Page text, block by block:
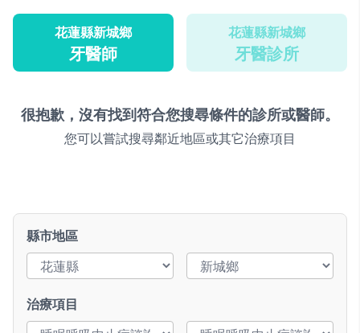
花蓮縣新城鄉
牙醫師
花蓮縣新城鄉
牙醫診所
很抱歉，沒有找到符合您搜尋條件的診所或醫師。
您可以嘗試搜尋鄰近地區或其它治療項目
縣市地區
治療項目